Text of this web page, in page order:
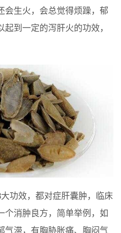
会生火，会总觉得烦躁，郁
到一定的泻肝火的功效，
功效，都对症肝囊肿，临床
个消肿良方，简单举例，如
气滞，有胸胁胀痛、胸闷气